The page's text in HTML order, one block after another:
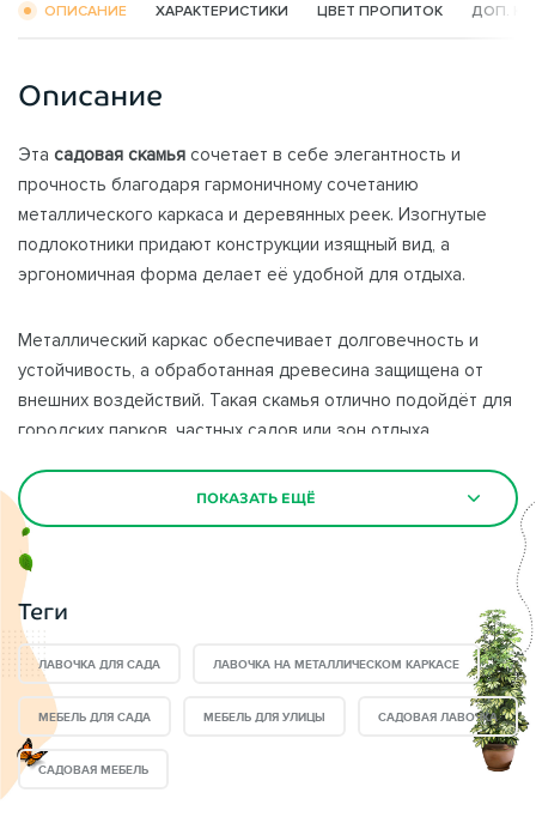
ОПИСАНИЕ ХАРАКТЕРИСТИКИ ЦВЕТ ПРОПИТОК ДОП.
Описание
Эта садовая скамья сочетает в себе элегантность и
прочность благодаря гармоничному сочетанию
металлического каркаса и деревянных реек. Изогнутые
подлокотники придают конструкции изящный вид, а
эргономичная форма делает её удобной для отдыха.
Металлический каркас обеспечивает долговечность и
устойчивость, а обработанная древесина защищена от
внешних воздействий. Такая скамья отлично подойдёт для
городских парков, частных садов или зон отдыха.
Садовая мебель
— важная деталь при благоустройстве
дачного участка и сада. Правильно подобранная мебель
является не только декором сада, но также выполняет
много других бытовых функций. Вы сможете любоваться
закатом на удобной лавочке или устраивать веселые
пикники за столом.
Преимущество садовой мебелив интернет магазине
ВБеседки.Ру:
ПОКАЗАТЬ ЕЩЁ
Теги
ЛАВОЧКА ДЛЯ САДА ЛАВОЧКА НА МЕТАЛЛИЧЕСКОМ КАРКАСЕ
МЕБЕЛЬ ДЛЯ САДА МЕБЕЛЬ ДЛЯ УЛИЦЫ САДОВАЯ ЛАВОЧКА
САДОВАЯ МЕБЕЛЬ